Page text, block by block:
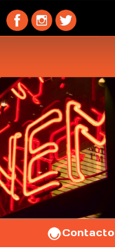
Contacto